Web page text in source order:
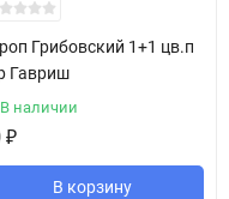
Грибовский 1+1 цв.п
Гавриш
В наличии
₽
В корзину